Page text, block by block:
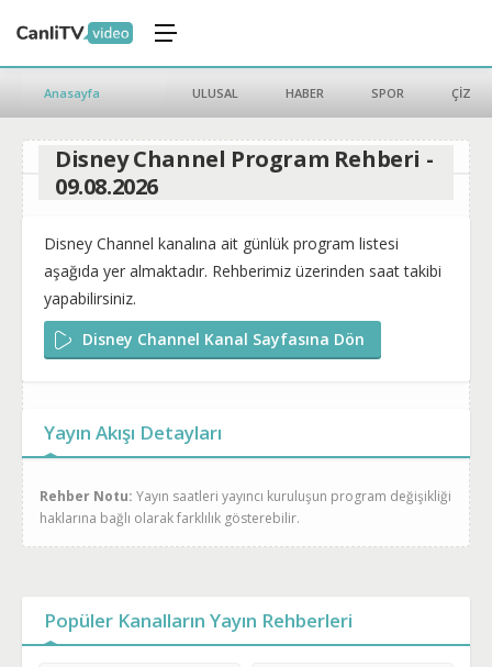
Anasayfa ULUSAL HABER SPOR ÇİZGİ
Disney Channel Program Rehberi -
09.08.2026
Disney Channel kanalına ait günlük program listesi
aşağıda yer almaktadır. Rehberimiz üzerinden saat takibi
yapabilirsiniz.
Disney Channel Kanal Sayfasına Dön
Yayın Akışı Detayları
Rehber Notu: Yayın saatleri yayıncı kuruluşun program değişikliği
haklarına bağlı olarak farklılık gösterebilir.
Popüler Kanalların Yayın Rehberleri